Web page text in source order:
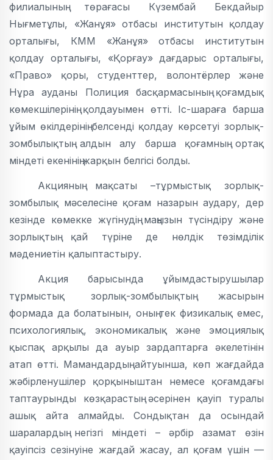
филиалының төрағасы Күзембай Бекдайыр
Нығметұлы, «Жанұя» отбасы институтын қолдау
орталығы, КММ «Жанұя» отбасы институтын
қолдау орталығы, «Қорғау» дағдарыс орталығы,
«Право» қоры, студенттер, волонтёрлер және
Нұра ауданы Полиция басқармасының қоғамдық
көмекшілерінің қолдауымен өтті. Іс-шараға барша
ұйым өкілдерінің белсенді қолдау көрсетуі зорлық-
зомбылықтың алдын алу барша қоғамның ортақ
міндеті екенінің жарқын белгісі болды.
Акцияның мақсаты –тұрмыстық зорлық-
зомбылық мәселесіне қоғам назарын аудару, дер
кезінде көмекке жүгінудің маңызын түсіндіру және
зорлықтың қай түріне де нөлдік төзімділік
мәдениетін қалыптастыру.
Акция барысында ұйымдастырушылар
тұрмыстық зорлық-зомбылықтың жасырын
формада да болатынын, оның тек физикалық емес,
психологиялық, экономикалық және эмоциялық
қыспақ арқылы да ауыр зардаптарға әкелетінін
атап өтті. Мамандардың айтуынша, көп жағдайда
жәбірленушілер қорқыныштан немесе қоғамдағы
таптаурынды көзқарастың әсерінен қауіп туралы
ашық айта алмайды. Сондықтан да осындай
шаралардың негізгі міндеті – әрбір азамат өзін
қауіпсіз сезінуіне жағдай жасау, ал қоғам үшін —